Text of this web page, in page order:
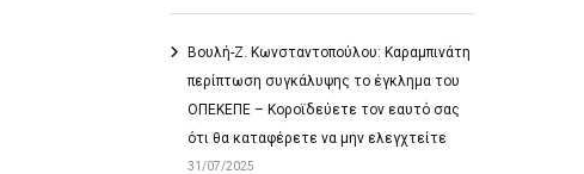
Βουλή-Ζ. Κωνσταντοπούλου: Καραμπινάτη
περίπτωση συγκάλυψης το έγκλημα του
ΟΠΕΚΕΠΕ – Κοροϊδεύετε τον εαυτό σας
ότι θα καταφέρετε να μην ελεγχτείτε
31/07/2025